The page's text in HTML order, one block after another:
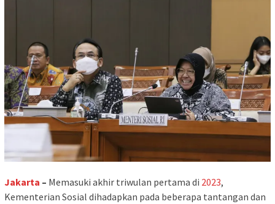
Jakarta – Memasuki akhir triwulan pertama di 2023,
Kementerian Sosial dihadapkan pada beberapa tantangan dan